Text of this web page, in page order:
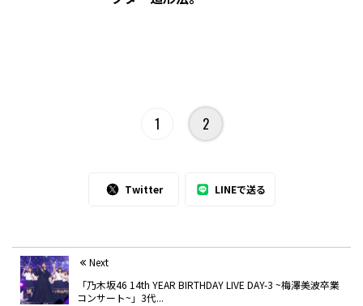
1 2
Twitter LINEで送る
Next
「乃木坂46 14th YEAR BIRTHDAY LIVE DAY-3 ~梅澤美波卒業
コンサート~」3代...